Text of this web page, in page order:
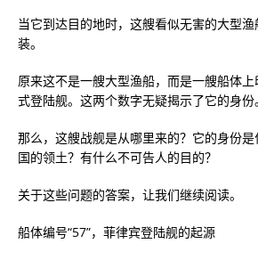
当它到达目的地时，这艘看似无害的大型
装。
原来这不是一艘大型渔船，而是一艘船体上
式登陆舰。这两个数字无疑揭示了它的身份。
那么，这艘战舰是从哪里来的？它的身份
国的领土？有什么不可告人的目的？
关于这些问题的答案，让我们继续阅读。
船体编号“57”，菲律宾登陆舰的起源